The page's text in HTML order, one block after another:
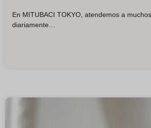
En MITUBACI TOKYO, atendemos a
diariamente